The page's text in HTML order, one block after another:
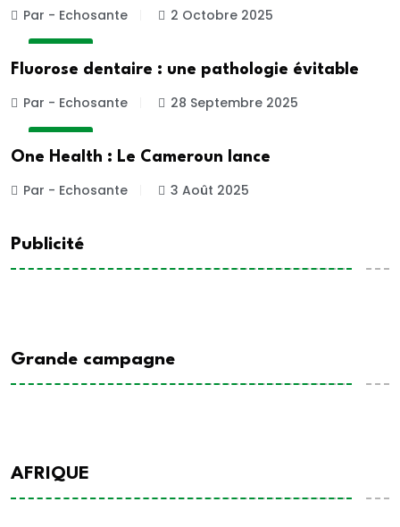
Par - Echosante 2 Octobre 2025
Fluorose dentaire : une pathologie évitable
Par - Echosante 28 Septembre 2025
One Health : Le Cameroun lance
Par - Echosante 3 Août 2025
Publicité
Grande campagne
AFRIQUE